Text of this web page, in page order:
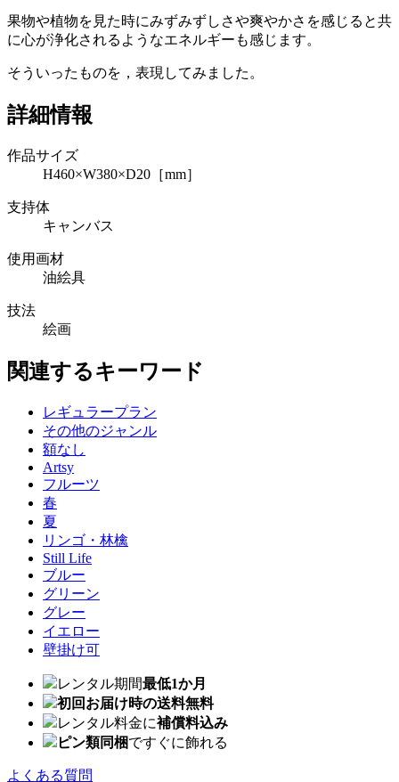
果物や植物を見た時にみずみずしさや爽やかさを感じると共
に心が浄化されるようなエネルギーも感じます。
そういったものを，表現してみました。
詳細情報
作品サイズ
H460×W380×D20［mm］
支持体
キャンバス
使用画材
油絵具
技法
絵画
関連するキーワード
レギュラープラン
その他のジャンル
額なし
Artsy
フルーツ
春
夏
リンゴ・林檎
Still Life
ブルー
グリーン
グレー
イエロー
壁掛け可
レンタル期間最低1か月
初回お届け時の送料無料
レンタル料金に補償料込み
ピン類同梱ですぐに飾れる
よくある質問